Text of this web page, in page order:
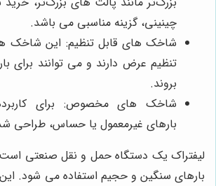
چینینی، گزینه مناسبی می باشد.
شاخک های قابل تنظیم: این شاخک
تنظیم عرض دارند و می توانند برای
بروند.
شاخک های مخصوص: برای
بارهای غیرمعمول یا حساس، طراحی
لیفتراک یک دستگاه حمل و نقل صنعتی است
بارهای سنگین و حجیم استفاده می شود. این